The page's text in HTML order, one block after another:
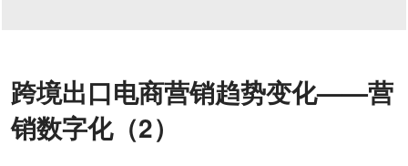
联系我们
跨境出口电商营销趋势变化——营
销数字化（2）